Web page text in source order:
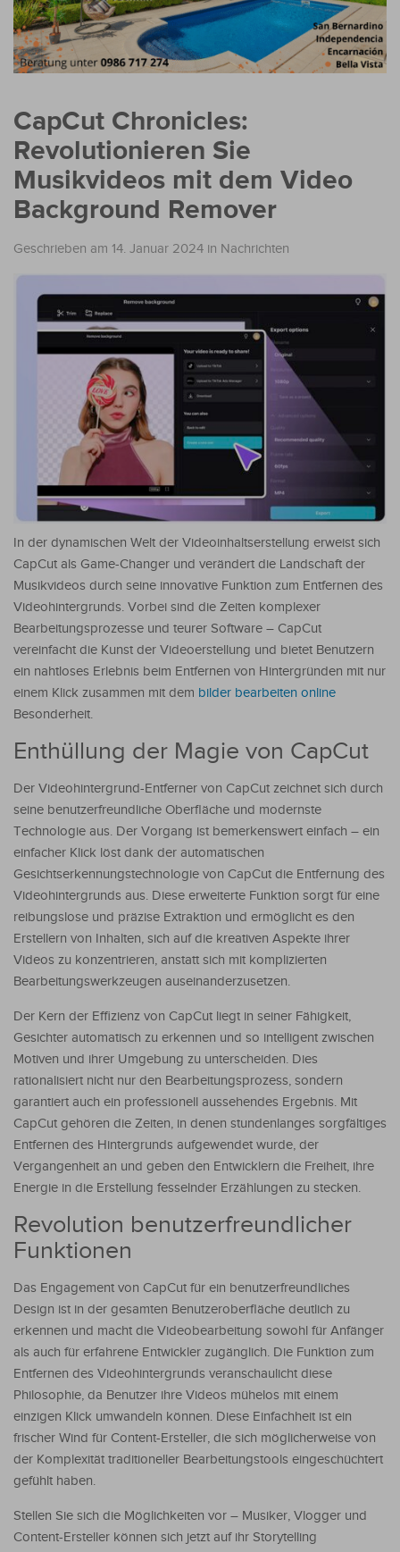
CapCut Chronicles:
Revolutionieren Sie
Musikvideos mit dem Video
Background Remover
Geschrieben am 14. Januar 2024 in Nachrichten
In der dynamischen Welt der Videoinhaltserstellung erweist sich
CapCut als Game-Changer und verändert die Landschaft der
Musikvideos durch seine innovative Funktion zum Entfernen des
Videohintergrunds. Vorbei sind die Zeiten komplexer
Bearbeitungsprozesse und teurer Software – CapCut
vereinfacht die Kunst der Videoerstellung und bietet Benutzern
ein nahtloses Erlebnis beim Entfernen von Hintergründen mit nur
einem Klick zusammen mit dem bilder bearbeiten online
Besonderheit.
Enthüllung der Magie von CapCut
Der Videohintergrund-Entferner von CapCut zeichnet sich durch
seine benutzerfreundliche Oberfläche und modernste
Technologie aus. Der Vorgang ist bemerkenswert einfach – ein
einfacher Klick löst dank der automatischen
Gesichtserkennungstechnologie von CapCut die Entfernung des
Videohintergrunds aus. Diese erweiterte Funktion sorgt für eine
reibungslose und präzise Extraktion und ermöglicht es den
Erstellern von Inhalten, sich auf die kreativen Aspekte ihrer
Videos zu konzentrieren, anstatt sich mit komplizierten
Bearbeitungswerkzeugen auseinanderzusetzen.
Der Kern der Effizienz von CapCut liegt in seiner Fähigkeit,
Gesichter automatisch zu erkennen und so intelligent zwischen
Motiven und ihrer Umgebung zu unterscheiden. Dies
rationalisiert nicht nur den Bearbeitungsprozess, sondern
garantiert auch ein professionell aussehendes Ergebnis. Mit
CapCut gehören die Zeiten, in denen stundenlanges sorgfältiges
Entfernen des Hintergrunds aufgewendet wurde, der
Vergangenheit an und geben den Entwicklern die Freiheit, ihre
Energie in die Erstellung fesselnder Erzählungen zu stecken.
Revolution benutzerfreundlicher
Funktionen
Das Engagement von CapCut für ein benutzerfreundliches
Design ist in der gesamten Benutzeroberfläche deutlich zu
erkennen und macht die Videobearbeitung sowohl für Anfänger
als auch für erfahrene Entwickler zugänglich. Die Funktion zum
Entfernen des Videohintergrunds veranschaulicht diese
Philosophie, da Benutzer ihre Videos mühelos mit einem
einzigen Klick umwandeln können. Diese Einfachheit ist ein
frischer Wind für Content-Ersteller, die sich möglicherweise von
der Komplexität traditioneller Bearbeitungstools eingeschüchtert
gefühlt haben.
Stellen Sie sich die Möglichkeiten vor – Musiker, Vlogger und
Content-Ersteller können sich jetzt auf ihr Storytelling